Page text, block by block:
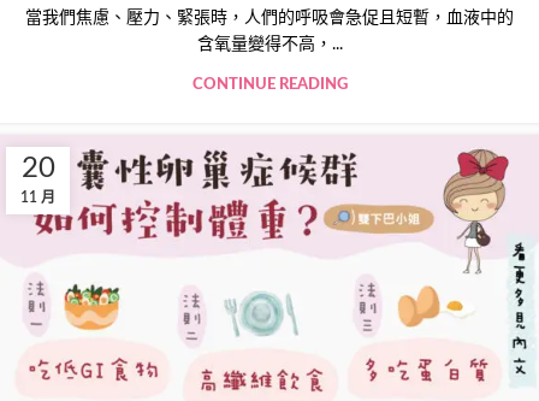
當我們焦慮、壓力、緊張時，人們的呼吸會急促且短暫，血液中的
含氧量變得不高，...
CONTINUE READING
20
11 月